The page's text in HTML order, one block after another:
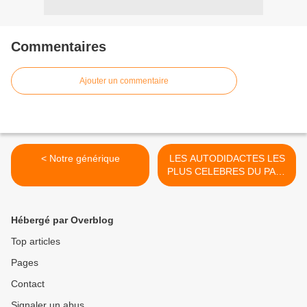
Commentaires
Ajouter un commentaire
< Notre générique
LES AUTODIDACTES LES
PLUS CELEBRES DU PAYS
>
Hébergé par Overblog
Top articles
Pages
Contact